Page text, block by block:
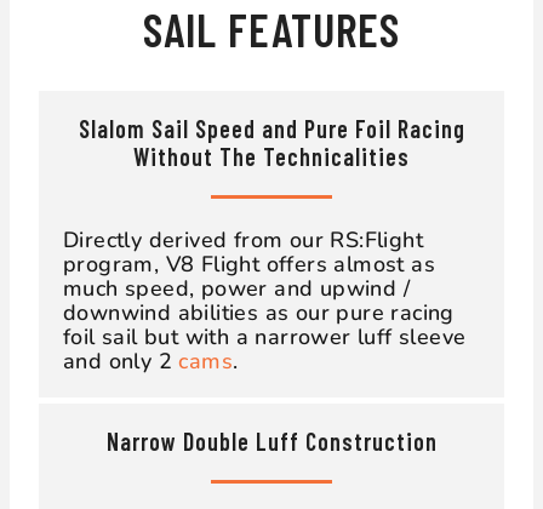
SAIL FEATURES
Slalom Sail Speed and Pure Foil Racing
Without The Technicalities
Directly derived from our RS:Flight
program, V8 Flight offers almost as
much speed, power and upwind /
downwind abilities as our pure racing
foil sail but with a narrower luff sleeve
and only 2cams.
Narrow Double Luff Construction